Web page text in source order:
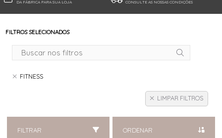
DA FÁBRICA PARA SUA LOJA CONSULTE AS NOSSAS CONDIÇÕES
FILTROS SELECIONADOS
FITNESS
LIMPAR FILTROS
FILTRAR ORDENAR